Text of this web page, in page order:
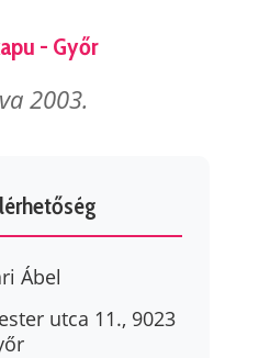
- Győr
2003.
Ábel
utca 11., 9023